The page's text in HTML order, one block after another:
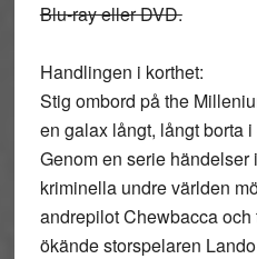
Blu-ray eller DVD.
Handlingen i korthet:
Stig ombord på the
en galax långt, långt borta
Genom en serie händelser
kriminella undre världen
andrepilot Chewbacca och
ökände storspelaren